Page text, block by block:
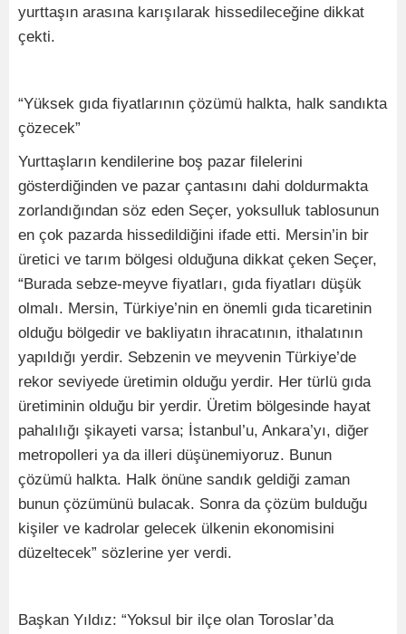
yurttaşın arasına karışılarak hissedileceğine dikkat
çekti.
“Yüksek gıda fiyatlarının çözümü halkta, halk sandıkta
çözecek”
Yurttaşların kendilerine boş pazar filelerini
gösterdiğinden ve pazar çantasını dahi doldurmakta
zorlandığından söz eden Seçer, yoksulluk tablosunun
en çok pazarda hissedildiğini ifade etti. Mersin’in bir
üretici ve tarım bölgesi olduğuna dikkat çeken Seçer,
“Burada sebze-meyve fiyatları, gıda fiyatları düşük
olmalı. Mersin, Türkiye’nin en önemli gıda ticaretinin
olduğu bölgedir ve bakliyatın ihracatının, ithalatının
yapıldığı yerdir. Sebzenin ve meyvenin Türkiye’de
rekor seviyede üretimin olduğu yerdir. Her türlü gıda
üretiminin olduğu bir yerdir. Üretim bölgesinde hayat
pahalılığı şikayeti varsa; İstanbul’u, Ankara’yı, diğer
metropolleri ya da illeri düşünemiyoruz. Bunun
çözümü halkta. Halk önüne sandık geldiği zaman
bunun çözümünü bulacak. Sonra da çözüm bulduğu
kişiler ve kadrolar gelecek ülkenin ekonomisini
düzeltecek” sözlerine yer verdi.
Başkan Yıldız: “Yoksul bir ilçe olan Toroslar’da